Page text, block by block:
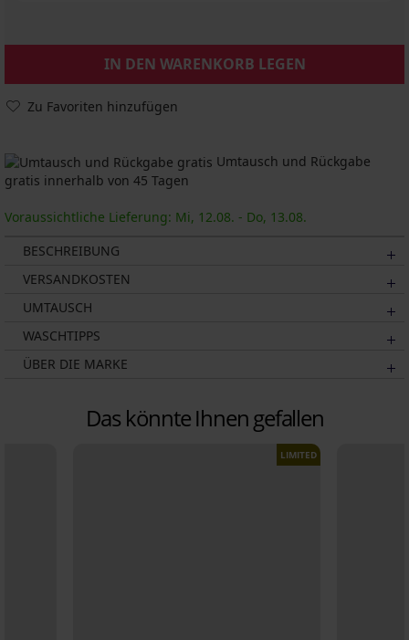
IN DEN WARENKORB LEGEN
Zu Favoriten hinzufügen
Umtausch und Rückgabe
gratis innerhalb von 45 Tagen
Voraussichtliche Lieferung: Mi, 12.08. - Do, 13.08.
BESCHREIBUNG
VERSANDKOSTEN
UMTAUSCH
WASCHTIPPS
ÜBER DIE MARKE
Das könnte Ihnen gefallen
LIMITED